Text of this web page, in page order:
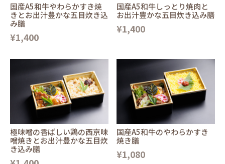
国産A5和牛やわらかすき焼
きとお出汁豊かな五目炊き込
み膳
¥1,400
国産A5和牛しっとり焼肉と
お出汁豊かな五目炊き込み膳
¥1,400
極味噌の香ばしい鶏の西京味
噌焼きとお出汁豊かな五目炊
き込み膳
国産A5和牛のやわらかすき
焼き膳
¥1,080